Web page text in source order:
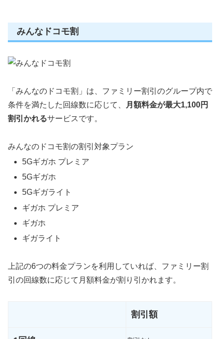
みんなドコモ割
「みんなのドコモ割」は、ファミリー割引のグループ内で
条件を満たした回線数に応じて、
月額料金が最大1,100円
割引かれるサービスです。
みんなのドコモ割の割引対象プラン
5Gギガホ プレミア
5Gギガホ
5Gギガライト
ギガホ プレミア
ギガホ
ギガライト
上記の6つの料金プランを利用していれば、ファミリー割
引の回線数に応じて月額料金が割り引かれます。
割引額